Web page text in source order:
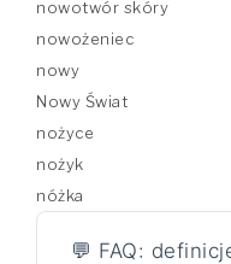
nowotwór skóry
nowożeniec
nowy
Nowy Świat
nożyce
nożyk
nóżka
💬 FAQ: